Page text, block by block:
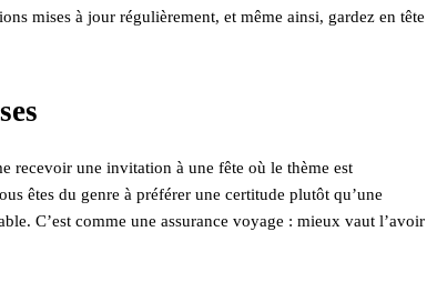
mises à jour régulièrement, et même ainsi, gardez en tête
recevoir une invitation à une fête où le thème est
êtes du genre à préférer une certitude plutôt qu’une
C’est comme une assurance voyage : mieux vaut l’avoir